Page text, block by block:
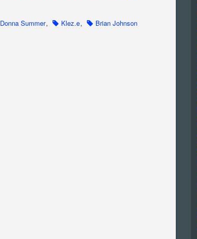
Donna Summer, Klez.e, Brian Johnson